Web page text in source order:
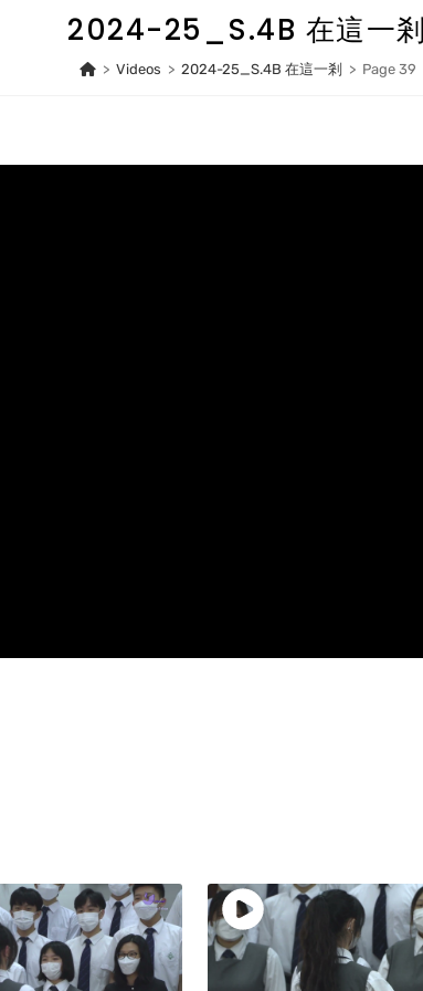
2024-25_S.4B 在這一剎
> Videos > 2024-25_S.4B 在這一剎 > Page 39